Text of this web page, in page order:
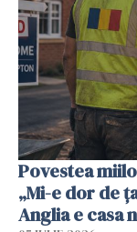
Povestea
„Mi-e dor de
Anglia e casa